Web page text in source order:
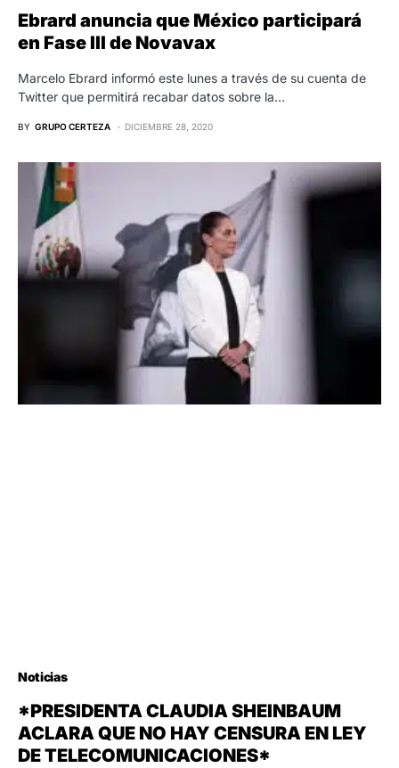
Ebrard anuncia que México participará
en Fase III de Novavax
Marcelo Ebrard informó este lunes a través de su cuenta de
Twitter que permitirá recabar datos sobre la…
BY GRUPO CERTEZA DICIEMBRE 28, 2020
Noticias
*PRESIDENTA CLAUDIA SHEINBAUM
ACLARA QUE NO HAY CENSURA EN LEY
DE TELECOMUNICACIONES*